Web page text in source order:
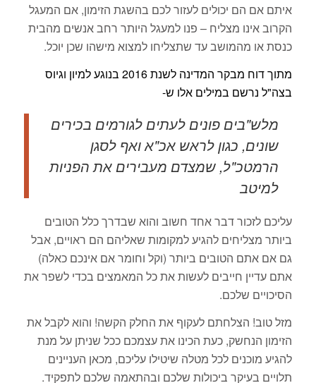
איתם אם הם יכולים לעזור לכם בהשגת הזימון, אם המעגל
הקרוב אינו מצליח – פנו למעגל היותר רחב אנשים מהבית
כנסת או מהמושב עד שתצליחו למצוא מישהו שכן יוכל.
מתוך דוח מבקר המדינה לשנת 2016 בנוגע למיון וגיוס
בצה"ל נרשם במילים אלו ש-
מלש"בים פונים לעתים לגורמים בכירים
שונים, כגון לראש אכ"א ואף לסגן
הרמטכ"ל, שמצדם מעבירים את הפניות
למיטב
עליכם לזכור דבר אחד חשוב והוא שבדרך כלל הטובים
ביותר מצליחים להגיע למקומות שאליהם הם ראויים, אבל
גם אם אתם הטובים ביותר (וקל וחומר אם אינכם כאלה)
אתם עדיין חייבים לעשות את כל המאמצים בכדי לשפר את
הסיכויים שלכם.
מזל טוב! הצלחתם לעקוף את החלק הקשה! והוא לקבל את
הזימון הנחשק, כעת הכינו את עצמכם ככל שניתן על מנת
להגיע מוכנים לכל מטלה שיטילו עליכם, מכאן העניינים
תלויים בעיקר ביכולות שלכם ובהתאמה שלכם לתפקיד.